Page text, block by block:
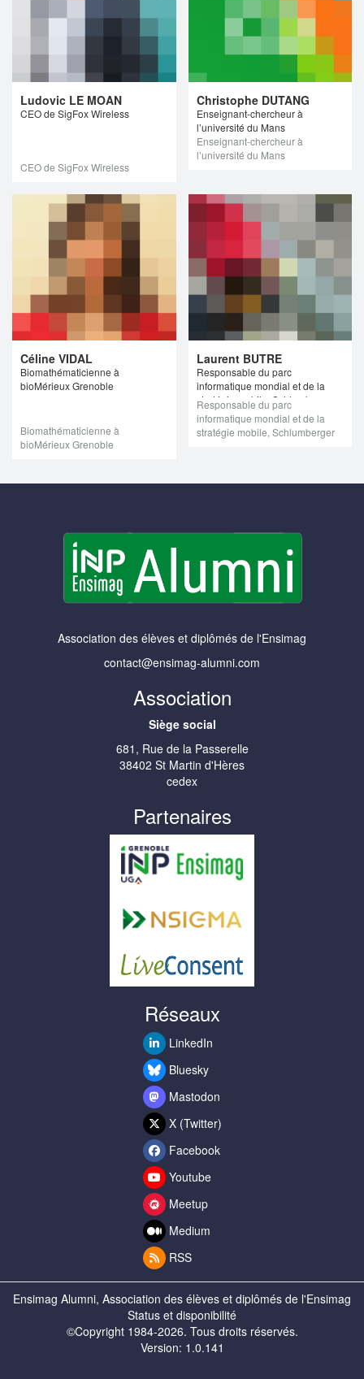
Ludovic LE MOAN
CEO de SigFox Wireless
CEO de SigFox Wireless
Christophe DUTANG
Enseignant-chercheur à
l’université du Mans
Enseignant-chercheur à
l’université du Mans
Céline VIDAL
Biomathématicienne à
bioMérieux Grenoble
Biomathématicienne à
bioMérieux Grenoble
Laurent BUTRE
Responsable du parc
informatique mondial et de la
stratégie mobile, Schlumberger
Responsable du parc
informatique mondial et de la
stratégie mobile, Schlumberger
Association des élèves et diplômés de l'Ensimag
contact@ensimag-alumni.com
Association
Siège social
681, Rue de la Passerelle
38402 St Martin d'Hères
cedex
Partenaires
Réseaux
LinkedIn
Bluesky
Mastodon
X (Twitter)
Facebook
Youtube
Meetup
Medium
RSS
Ensimag Alumni, Association des élèves et diplômés de l'Ensimag
Status et disponibilité
©Copyright 1984-2026. Tous droits réservés.
Version: 1.0.141